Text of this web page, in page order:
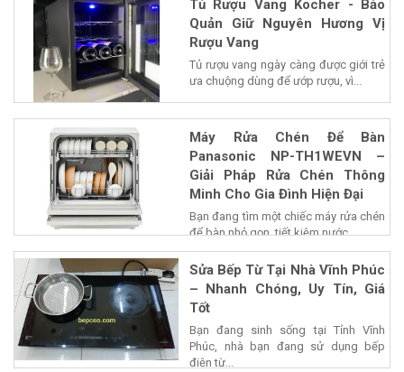
Tủ Rượu Vang Kocher - Bảo
Quản Giữ Nguyên Hương Vị
Rượu Vang
Tủ rượu vang ngày càng được giới trẻ
ưa chuộng dùng để ướp rượu, vì...
Máy Rửa Chén Để Bàn
Panasonic NP-TH1WEVN –
Giải Pháp Rửa Chén Thông
Minh Cho Gia Đình Hiện Đại
Bạn đang tìm một chiếc máy rửa chén
để bàn nhỏ gọn, tiết kiệm nước...
Sửa Bếp Từ Tại Nhà Vĩnh Phúc
– Nhanh Chóng, Uy Tín, Giá
Tốt
Bạn đang sinh sống tại Tỉnh Vĩnh
Phúc, nhà bạn đang sử dụng bếp
điện từ...